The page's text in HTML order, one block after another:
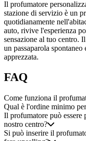
Il profumatore
stazione di servizio è un
quotidianamente
auto, rivive l'esperienza
sensazione al tuo centro.
un passaparola
apprezzata.
FAQ
Come funziona il
Qual è l'ordine minimo
Il profumatore può essere
nostro centro?
Si può inserire il